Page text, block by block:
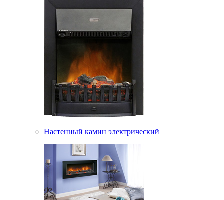
Настенный камин электрический